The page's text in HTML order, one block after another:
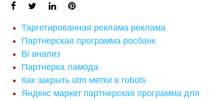
Таргетированная реклама реклама
Партнерская программа росбанк
Bi анализ
Партнерка ламода
Как закрыть utm метки в robots
Яндекс маркет партнерская программа для